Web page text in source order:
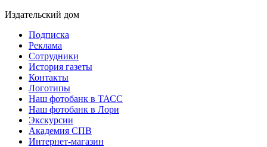
Издательский дом
Подписка
Реклама
Сотрудники
История газеты
Контакты
Логотипы
Наш фотобанк в ТАСС
Наш фотобанк в Лори
Экскурсии
Академия СПВ
Интернет-магазин